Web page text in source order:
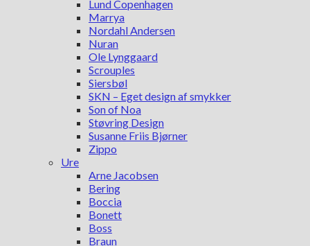
Lund Copenhagen
Marrya
Nordahl Andersen
Nuran
Ole Lynggaard
Scrouples
Siersbøl
SKN – Eget design af smykker
Son of Noa
Støvring Design
Susanne Friis Bjørner
Zippo
Ure
Arne Jacobsen
Bering
Boccia
Bonett
Boss
Braun